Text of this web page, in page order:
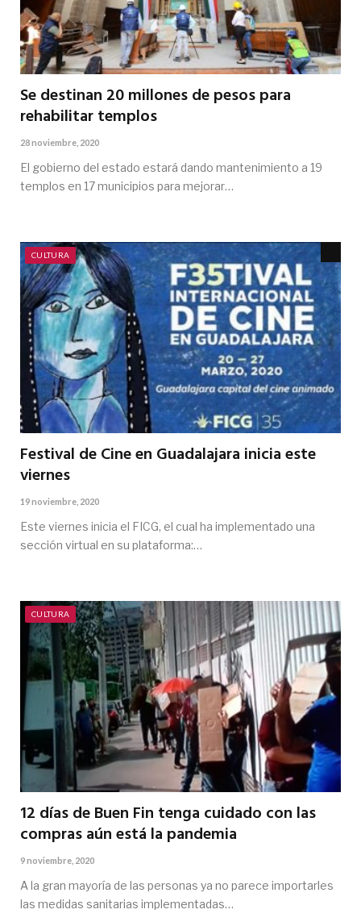
Se destinan 20 millones de pesos para
rehabilitar templos
28 noviembre, 2020
El gobierno del estado estará dando mantenimiento a 19
templos en 17 municipios para mejorar…
CULTURA
Festival de Cine en Guadalajara inicia este
viernes
19 noviembre, 2020
Este viernes inicia el FICG, el cual ha implementado una
sección virtual en su plataforma:…
CULTURA
12 días de Buen Fin tenga cuidado con las
compras aún está la pandemia
9 noviembre, 2020
A la gran mayoría de las personas ya no parece importarles
las medidas sanitarias implementadas…